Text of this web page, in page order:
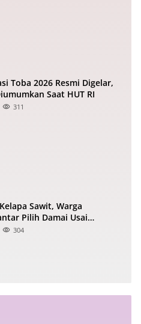
Toba 2026 Resmi Digelar,
Saat HUT RI
311
Sawit, Warga
Pilih Damai Usai
304
Dimutasi, Berikut